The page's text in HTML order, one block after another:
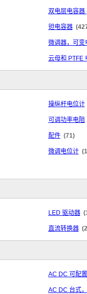
双电层电容器
钽电容器
微调器，可变
云母和 PTFE
操纵杆电位计
可调功率电阻
配件 (71)
微调电位计
LED 驱动器
直流转换器
AC DC 可配
AC DC 台式